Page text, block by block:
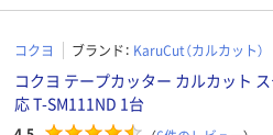
コクヨ ブランド： KaruCut（カルカット）
コクヨ テープカッター カルカット
応 T-SM111ND 1台